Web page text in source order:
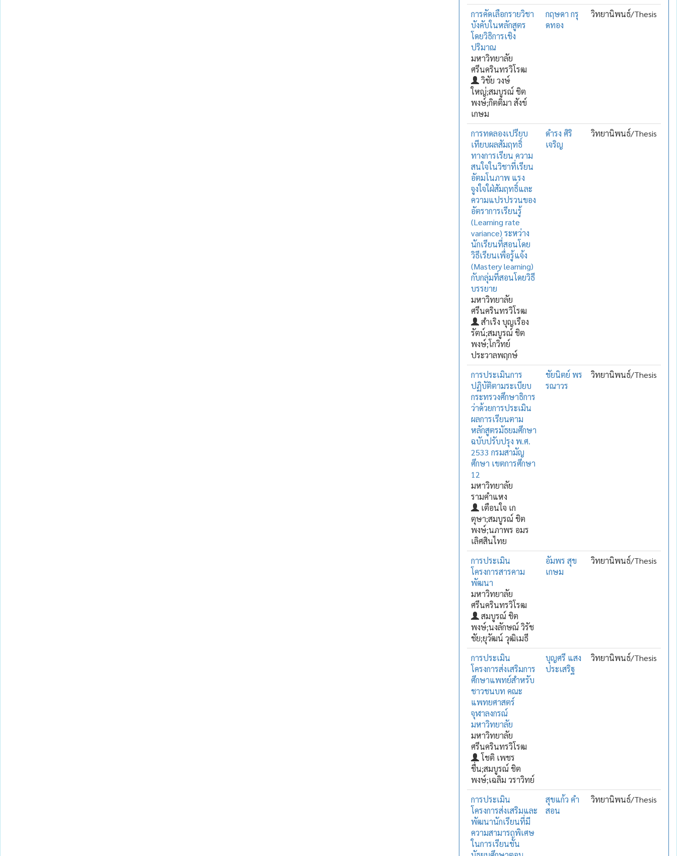
การคัดเลือกรายวิชา
บังคับในหลักสูตร
โดยวิธิการเชิง
ปริมาณ
มหาวิทยาลัย
ศรีนครินทรวิโรฒ
วิชัย วงษ์
ใหญ่;สมบูรณ์ ชิต
พงษ์;กิตติมา สังข์
เกษม
กฤษดา กรุ
ดทอง
วิทยานิพนธ์/Thesis
การทดลองเปรียบ
เทียบผลสัมฤทธิ์
ทางการเรียน ความ
สนใจในวิชาที่เรียน
อัตมโนภาพ แรง
จูงใจใฝ่สัมฤทธิ์และ
ความแปรปรวนของ
อัตราการเรียนรู้
(Learning rate
variance) ระหว่าง
นักเรียนที่สอนโดย
วิธีเรียนเพื่อรู้แจ้ง
(Mastery learning)
กับกลุ่มที่สอนโดยวิธี
บรรยาย
มหาวิทยาลัย
ศรีนครินทรวิโรฒ
สำเริง บุญเรือง
รัตน์;สมบูรณ์ ชิต
พงษ์;โกวิทย์
ประวาลพฤกษ์
ดำรง ศิริ
เจริญ
วิทยานิพนธ์/Thesis
การประเมินการ
ปฏิบัติตามระเบียบ
กระทรวงศึกษาธิการ
ว่าด้วยการประเมิน
ผลการเรียนตาม
หลักสูตรมัธยมศึกษา
ฉบับปรับปรุง พ.ศ.
2533 กรมสามัญ
ศึกษา เขตการศึกษา
12
มหาวิทยาลัย
รามคำแหง
เตือนใจ เก
ตุษา;สมบูรณ์ ชิต
พงษ์;นภาพร อมร
เลิศสินไทย
ชัยนิตย์ พร
รณาวร
วิทยานิพนธ์/Thesis
การประเมิน
โครงการสารคาม
พัฒนา
มหาวิทยาลัย
ศรีนครินทรวิโรฒ
สมบูรณ์ ชิต
พงษ์;นงลักษณ์ วิรัช
ชัย;ยุวัฒน์ วุฒิเมธี
อัมพร สุข
เกษม
วิทยานิพนธ์/Thesis
การประเมิน
โครงการส่งเสริมการ
ศึกษาแพทย์สำหรับ
ชาวชนบท คณะ
แพทยศาสตร์
จุฬาลงกรณ์
มหาวิทยาลัย
มหาวิทยาลัย
ศรีนครินทรวิโรฒ
โชติ เพชร
ชื่น;สมบูรณ์ ชิต
พงษ์;เฉลิม วราวิทย์
บุญศรี แสง
ประเสริฐ
วิทยานิพนธ์/Thesis
การประเมิน
โครงการส่งเสริมและ
พัฒนานักเรียนที่มี
ความสามารถพิเศษ
ในการเรียนชั้น
สุขแก้ว คำ
สอน
วิทยานิพนธ์/Thesis